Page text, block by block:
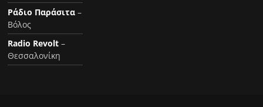
Ράδιο Παράσιτα –
Βόλος
Radio Revolt –
Θεσσαλονίκη